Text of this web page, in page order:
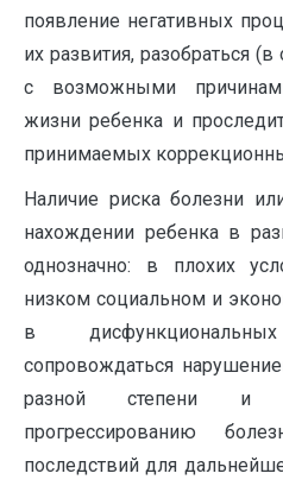
появление негативных
их развития, разобраться
с возможными
жизни ребенка и
принимаемых
Наличие риска болезни
нахождении ребенка в
однозначно: в плохих
низком социальном и
в
сопровождаться
разной степени и
прогрессированию
последствий для